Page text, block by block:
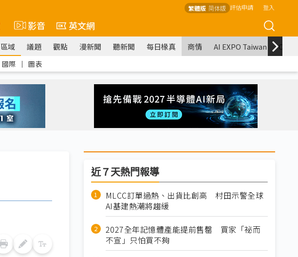
繁體版 简体版 評估申請 登入
影音 英文網
區域 議題 觀點 漫新聞 聽新聞 每日椽真 商情 AI EXPO Taiwan
國際 ｜ 圖表
近７天熱門報導
MLCC訂單過熱、出貨比創高 村田示警全球
AI基建熱潮將趨緩
2027全年記憶體產能提前售罄 買家「祕而
不宣」只怕買不夠